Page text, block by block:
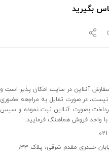
بگیرید
سفارش آنلاین در سایت امکان پذیر است و
در صورت تمایل به مراجعه حضوری
بصورت آنلاین ثبت نموده و سپس
واحد فروش هماهنگ فرمایید.
تهران، پونک، بزرگراه اشرفی اصفهانی، خیابان حیدری مقدم شرقی، پلاک 33،